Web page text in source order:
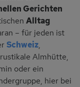
Gerichten
Alltag
– für jeden ist
Schweiz,
Almhütte,
oder ein
hier bei